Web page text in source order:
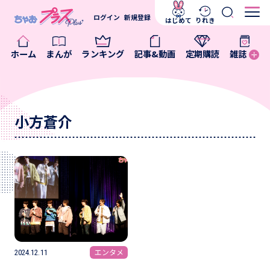
ホーム まんが ランキング 記事&動画 定期購読 雑誌
ログイン 新規登録 はじめて りれき
小方蒼介
2024.12.11 エンタメ